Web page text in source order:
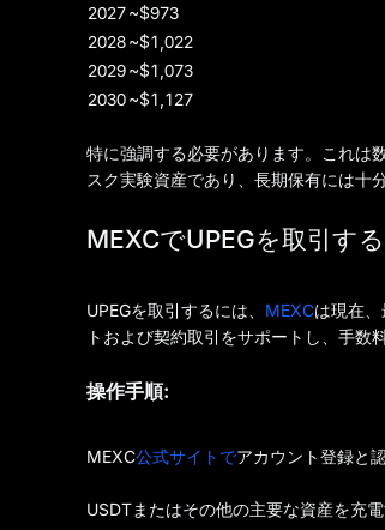
2027~$973
2028~$1,022
2029~$1,073
2030~$1,127
特に強調する必要があります。これは
スク実験資産であり、長期保有には十
MEXCでUPEGを取引す
UPEGを取引するには、 MEXCは現在
トおよび契約取引をサポートし、手数
操作手順:
MEXC公式サイトでアカウント登録と
USDTまたはその他の主要な資産を充